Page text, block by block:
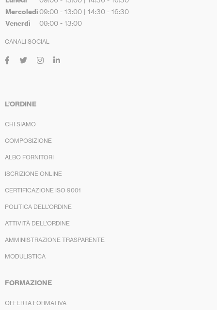
Mercoledì 09:00 - 13:00 | 14:30 - 16:30
Venerdì 09:00 - 13:00
CANALI SOCIAL
L’ORDINE
CHI SIAMO
COMPOSIZIONE
ALBO FORNITORI
ISCRIZIONE ONLINE
CERTIFICAZIONE ISO 9001
POLITICA DELL’ORDINE
ATTIVITÀ DELL’ORDINE
AMMINISTRAZIONE TRASPARENTE
MODULISTICA
FORMAZIONE
OFFERTA FORMATIVA